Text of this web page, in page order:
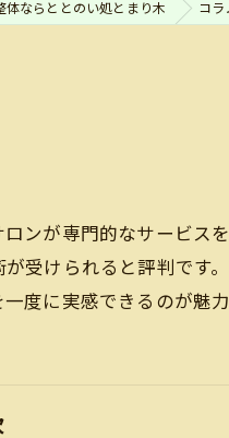
体ならととのい処とまり木 コラ
ンが専門的なサービス
受けられると評判です
度に実感できるのが魅